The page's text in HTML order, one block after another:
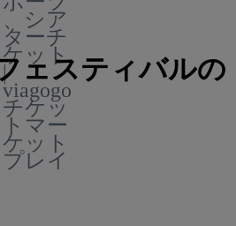
、シア
ターチ
ケット
|
viagogo
チケッ
トマー
ケット
プレイ
ェスティバルの